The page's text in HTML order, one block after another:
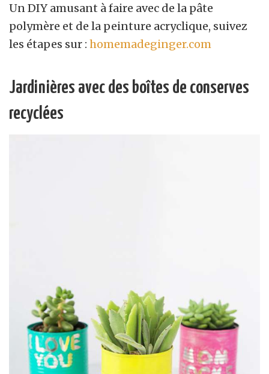
Un DIY amusant à faire avec de la pâte
polymère et de la peinture acryclique, suivez
les étapes sur : homemadeginger.com
Jardinières avec des boîtes de conserves
recyclées